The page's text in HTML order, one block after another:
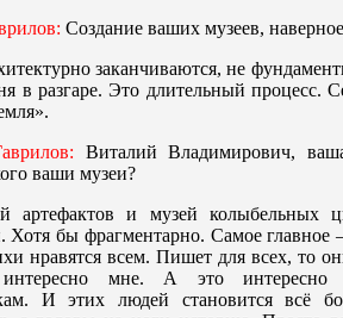
Создание ваших музеев,
заканчиваются, не
в разгаре. Это длительный процесс.
Виталий Владимирович,
ваши музеи?
артефактов и музей колыбельных
Хотя бы фрагментарно. Самое
нравятся всем. Пишет для всех, то
мне. А это интересно
И этих людей становится всё